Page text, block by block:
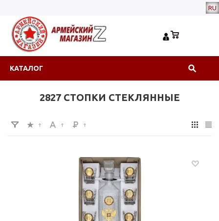
RU
КАТАЛОГ
2827 СТОПКИ СТЕКЛЯННЫЕ